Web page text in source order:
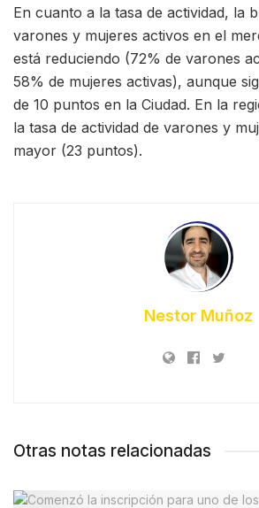
En cuanto a la tasa de actividad, la
varones y mujeres activos en el
está reduciendo (72% de varones
58% de mujeres activas), aunque
de 10 puntos en la Ciudad. En la
la tasa de actividad de varones y
mayor (23 puntos).
Nestor Muñoz
Otras notas relacionadas